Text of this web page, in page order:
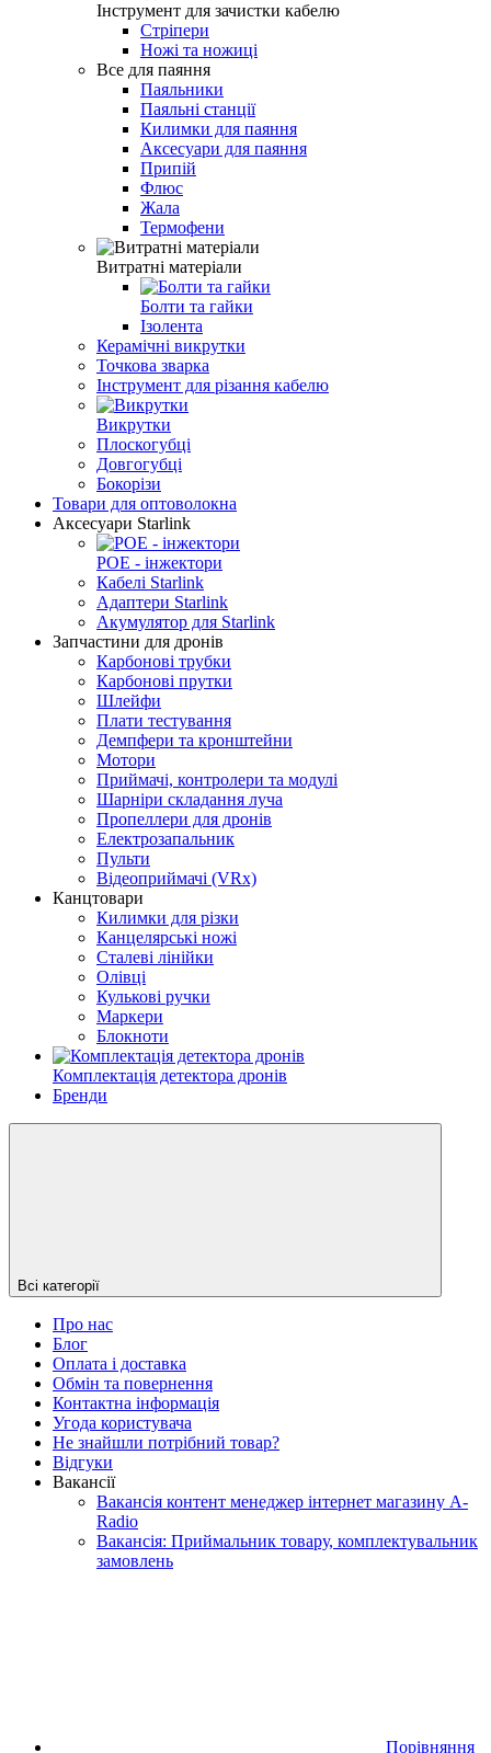
Інструмент для зачистки кабелю
Стріпери
Ножі та ножиці
Все для паяння
Паяльники
Паяльні станції
Килимки для паяння
Аксесуари для паяння
Припій
Флюс
Жала
Термофени
Витратні матеріали
Болти та гайки
Ізолента
Керамічні викрутки
Точкова зварка
Інструмент для різання кабелю
Викрутки
Плоскогубці
Довгогубці
Бокорізи
Товари для оптоволокна
Аксесуари Starlink
POE - інжектори
Кабелі Starlink
Адаптери Starlink
Aкумулятор для Starlink
Запчастини для дронів
Карбонові трубки
Карбонові прутки
Шлейфи
Плати тестування
Демпфери та кронштейни
Мотори
Приймачі, контролери та модулі
Шарніри складання луча
Пропеллери для дронів
Електрозапальник
Пульти
Відеоприймачі (VRx)
Канцтовари
Килимки для різки
Канцелярські ножі
Сталеві лінійки
Олівці
Кулькові ручки
Маркери
Блокноти
Комплектація детектора дронів
Бренди
Всі категорії
Про нас
Блог
Оплата і доставка
Обмін та повернення
Контактна інформація
Угода користувача
Не знайшли потрібний товар?
Відгуки
Вакансії
Вакансія контент менеджер інтернет магазину A-
Radio
Вакансія: Приймальник товару, комплектувальник
замовлень
Порівняння